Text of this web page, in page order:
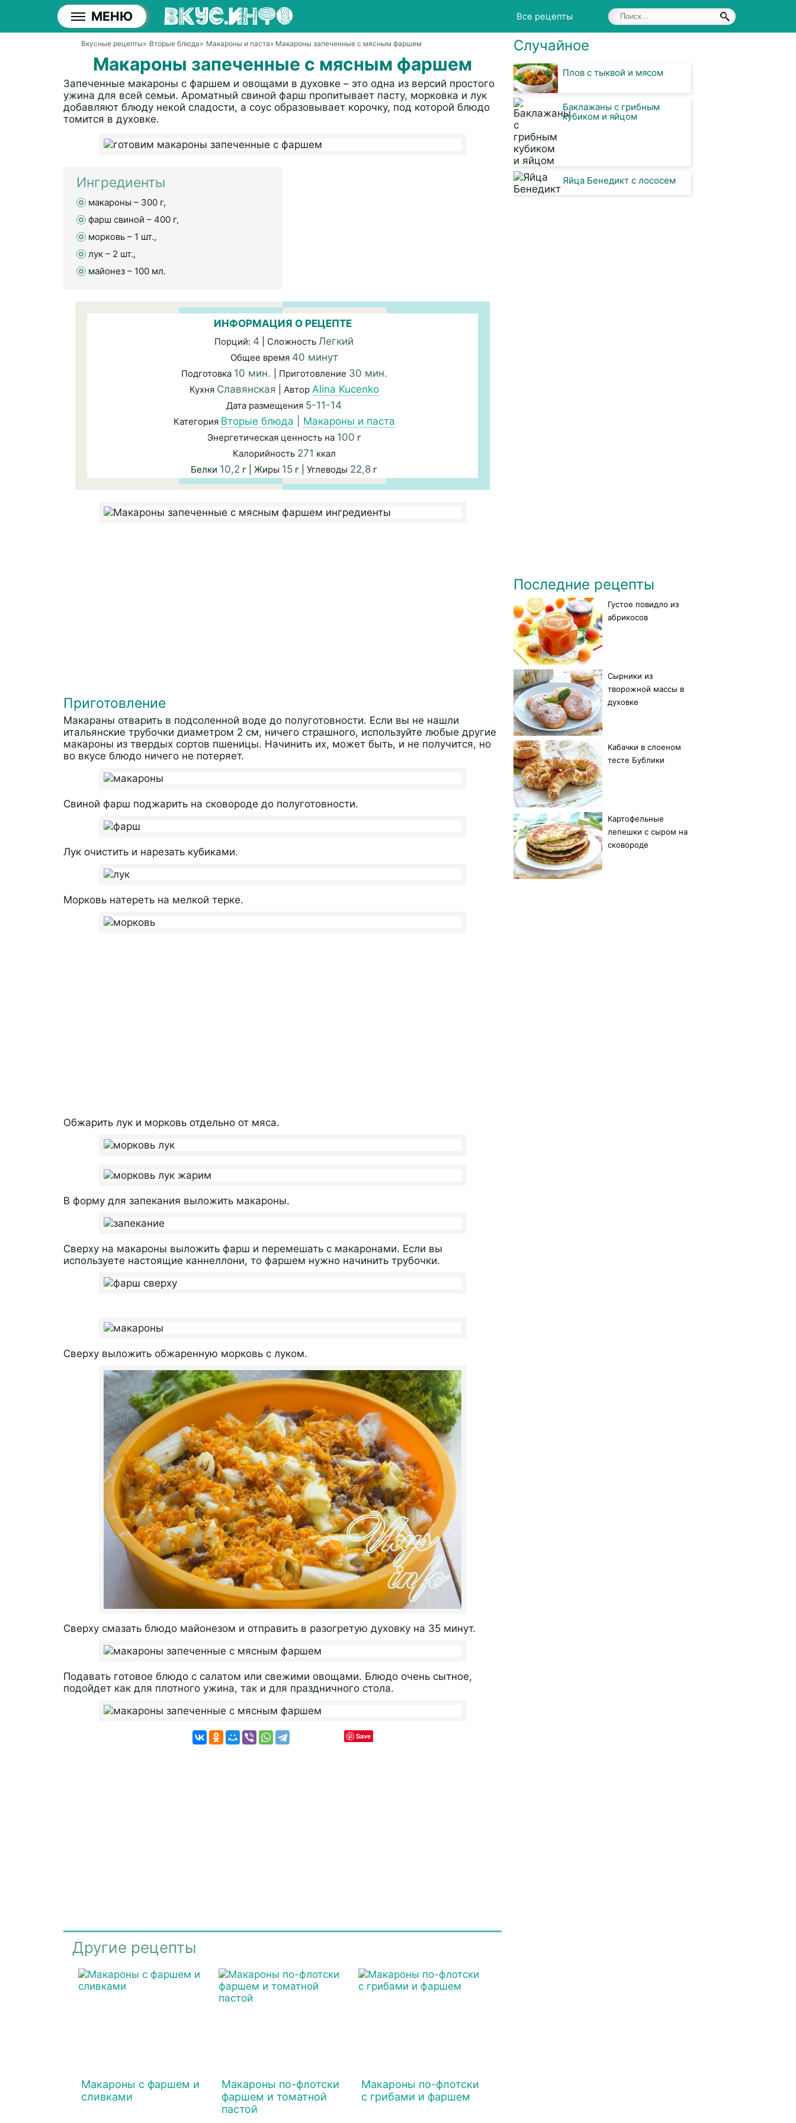
МЕНЮ Все рецепты
Вкусные рецепты» Вторые блюда» Макароны и паста» Макароны запеченные с мясным фаршем
Макароны запеченные с мясным фаршем
Запеченные макароны с фаршем и овощами в духовке – это одна из версий простого
ужина для всей семьи. Ароматный свиной фарш пропитывает пасту, морковка и лук
добавляют блюду некой сладости, а соус образовывает корочку, под которой блюдо
томится в духовке.
Ингредиенты
макароны – 300 г,
фарш свиной – 400 г,
морковь – 1 шт.,
лук – 2 шт.,
майонез – 100 мл.
ИНФОРМАЦИЯ О РЕЦЕПТЕ
Порций: 4 | Сложность Легкий
Общее время 40 минут
Подготовка 10 мин. | Приготовление 30 мин.
Кухня Славянская | Автор Alina Kucenko
Дата размещения 5-11-14
Категория Вторые блюда Макароны и паста
Энергетическая ценность на 100 г
Калорийность 271 ккал
Белки 10,2 г | Жиры 15 г | Углеводы 22,8 г
Приготовление
Макараны отварить в подсоленной воде до полуготовности. Если вы не нашли
итальянские трубочки диаметром 2 см, ничего страшного, используйте любые другие
макароны из твердых сортов пшеницы. Начинить их, может быть, и не получится, но
во вкусе блюдо ничего не потеряет.
Свиной фарш поджарить на сковороде до полуготовности.
Лук очистить и нарезать кубиками.
Морковь натереть на мелкой терке.
Обжарить лук и морковь отдельно от мяса.
В форму для запекания выложить макароны.
Сверху на макароны выложить фарш и перемешать с макаронами. Если вы
используете настоящие каннеллони, то фаршем нужно начинить трубочки.
Сверху выложить обжаренную морковь с луком.
Сверху смазать блюдо майонезом и отправить в разогретую духовку на 35 минут.
Подавать готовое блюдо с салатом или свежими овощами. Блюдо очень сытное,
подойдет как для плотного ужина, так и для праздничного стола.
Save
Другие рецепты
Макароны с фаршем и
сливками
Макароны по-флотски
фаршем и томатной
пастой
Макароны по-флотски
с грибами и фаршем
Случайное
Плов с тыквой и мясом
Баклажаны с грибным
кубиком и яйцом
Яйца Бенедикт с лососем
Последние рецепты
Густое повидло из
абрикосов
Сырники из
творожной массы в
духовке
Кабачки в слоеном
тесте Бублики
Картофельные
лепешки с сыром на
сковороде